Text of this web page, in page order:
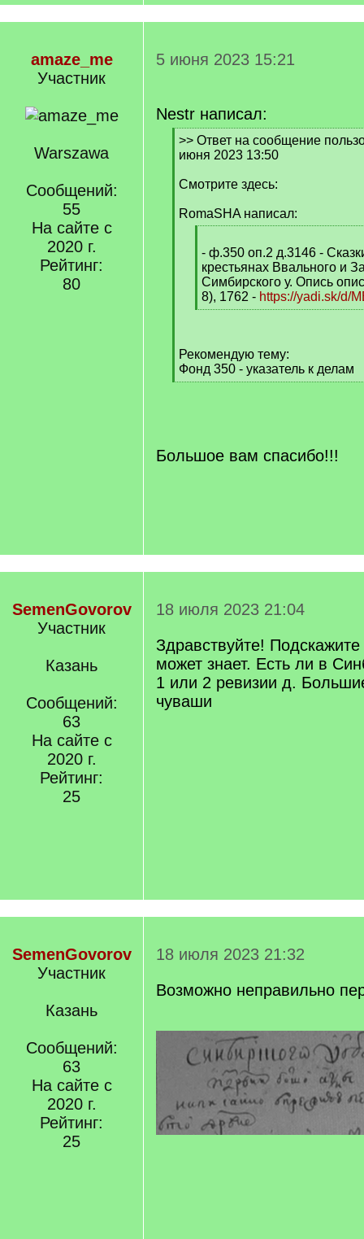
amaze_me
Участник
Warszawa
Сообщений:
55
На сайте с
2020 г.
Рейтинг:
80
5 июня 2023 15:21
Nestr написал:
[
q
>> Ответ на сообщение
июня 2023 13:50
Смотрите здесь:
RomaSHA написал:
q
]
- ф.350 оп.2 д.3146 -
крестьянах Ввального и
Симбирского у. Опись
8), 1762 - https://yadi.sk/d/
[
]
Рекомендую тему:
Фонд 350 - указатель к делам
[
Большое вам спасибо!!!
SemenGovorov
Участник
Казань
Сообщений:
63
На сайте с
2020 г.
Рейтинг:
25
18 июля 2023 21:04
Здравствуйте!
может знает. Есть ли в
1 или 2 ревизии д.
чуваши
SemenGovorov
Участник
Казань
Сообщений:
63
На сайте с
2020 г.
Рейтинг:
25
18 июля 2023 21:32
Возможно неправильно